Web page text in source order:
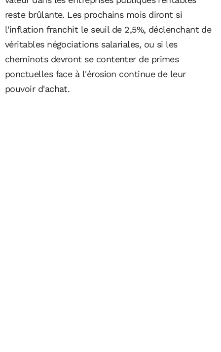
reste brûlante. Les prochains mois diront si
l'inflation franchit le seuil de 2,5%, déclenchant de
véritables négociations salariales, ou si les
cheminots devront se contenter de primes
ponctuelles face à l'érosion continue de leur
pouvoir d'achat.